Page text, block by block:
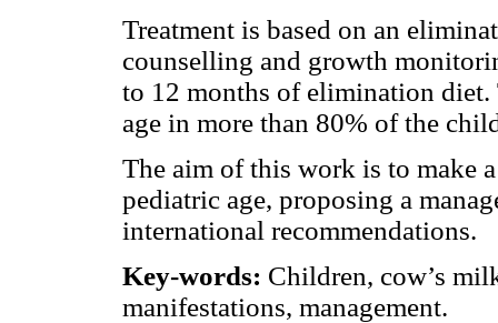
Treatment is based on an
counselling and growth
to 12 months of elimination diet.
age in more than 80% of the
The aim of this work is to make
pediatric age, proposing a
international recommendations.
Key-words: Children, cow’s
manifestations, management.